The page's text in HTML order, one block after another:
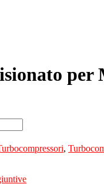
per
,